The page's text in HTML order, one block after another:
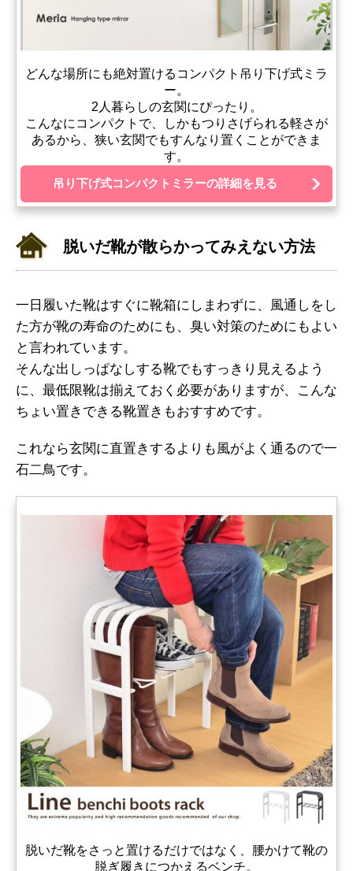
どんな場所にも絶対置けるコンパクト吊り下げ式ミラ
ー。
2人暮らしの玄関にぴったり。
こんなにコンパクトで、しかもつりさげられる軽さが
あるから、狭い玄関でもすんなり置くことができま
す。
吊り下げ式コンパクトミラーの詳細を見る
脱いだ靴が散らかってみえない方法
一日履いた靴はすぐに靴箱にしまわずに、風通しをし
た方が靴の寿命のためにも、臭い対策のためにもよい
と言われています。
そんな出しっぱなしする靴でもすっきり見えるよう
に、最低限靴は揃えておく必要がありますが、こんな
ちょい置きできる靴置きもおすすめです。
これなら玄関に直置きするよりも風がよく通るので一
石二鳥です。
脱いだ靴をさっと置けるだけではなく、腰かけて靴の
脱ぎ履きにつかえるベンチ。